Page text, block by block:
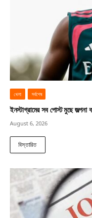
খেলা সর্বশেষ
ইনস্টাগ্রামের সব পোস্ট মুছে জল্পনা
August 6, 2026
বিস্তারিত